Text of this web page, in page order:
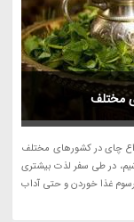
مختلف
چای در کشورهای مختلف
در طی سفر لذت بیشتری
غذا خوردن و حتی آداب